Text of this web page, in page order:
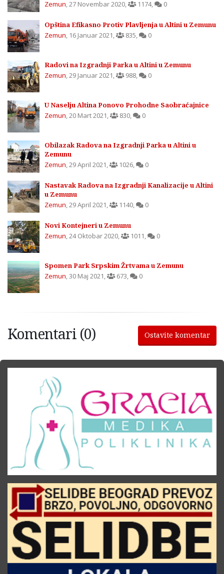
Zemun,27 Novembar 2020, 1174, 0
Opština Efikasno Protiv Plavljenja u Altini u Zemunu
Zemun, 16 Januar 2021, 835, 0
Radovi na Izgradnji Parka u Altini u Zemunu
Zemun,29 Januar 2021, 988, 0
U Naselju Altina Ponovo Prohodne Saobraćajnice
Zemun,20 Mart 2021, 830, 0
Obilazak Radova na Izgradnji Parka u Altini u
Zemunu
Zemun,29 April 2021, 1026, 0
Nastavak Radova na Izgradnji Kanalizacije u Altini
u Zemunu
Zemun,29 April 2021, 1140, 0
Novi Kontejneri u Zemunu
Zemun,24 Oktobar 2020, 1011, 0
Spomen Park Srpskim Žrtvama u Zemunu
Zemun,30 Maj 2021, 673, 0
Komentari (0) Ostavite komentar